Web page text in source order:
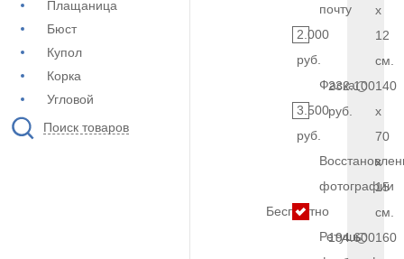
Плащаница
Бюст
Купол
Корка
Угловой
Поиск товаров
почту
2.000
руб.
Фаска
3.500
руб.
фотографии
Бесплатно
Ретушь
x
12
см.
232.100
руб.
140
x
70
x
15
см.
194.600160